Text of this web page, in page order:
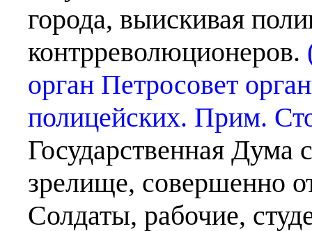
города, выискивая
контрреволюционеров.
орган Петросовет
полицейских. Прим.
Государственная Дума
зрелище, совершенно
Солдаты, рабочие,